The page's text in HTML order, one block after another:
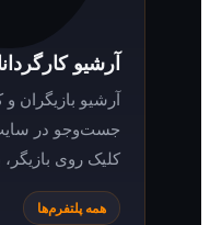
آرشیو کارگردانان و
آرشیو بازیگران و کارگردانان
جست‌وجو در سایت قرار دارد؛
کلیک روی بازیگر، به محتوای
همه پلتفرم‌ها